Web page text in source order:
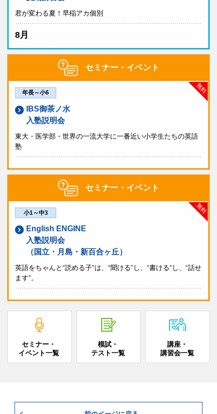
君が変わる夏！早稲アカ個別
8月
セミナー・イベント
無料
年長～小6
IBS御茶ノ水
入塾説明会
東大・医学部・世界の一流大学に一番近い小学生たちの英語
塾
セミナー・イベント
無料
小1～中3
English ENGINE
入塾説明会
（国立・月島・新百合ヶ丘）
英語をちゃんと“読める子”は、“聞ける”し、“書ける”し、“話せ
ます”。
セミナー・
イベント一覧
模試・
テスト一覧
講座・
講習会一覧